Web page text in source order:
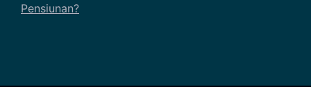
Pensiunan?